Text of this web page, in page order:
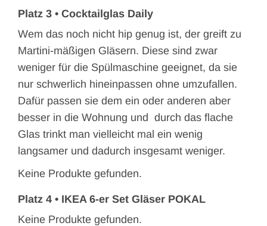
Platz 3 • Cocktailglas Daily
Wem das noch nicht hip genug ist, der greift zu
Martini-mäßigen Gläsern. Diese sind zwar
weniger für die Spülmaschine geeignet, da sie
nur schwerlich hineinpassen ohne umzufallen.
Dafür passen sie dem ein oder anderen aber
besser in die Wohnung und durch das flache
Glas trinkt man vielleicht mal ein wenig
langsamer und dadurch insgesamt weniger.
Keine Produkte gefunden.
Platz 4 • IKEA 6-er Set Gläser POKAL
Keine Produkte gefunden.